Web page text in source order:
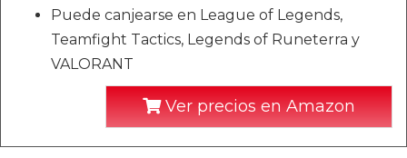
Puede canjearse en League of Legends,
Teamfight Tactics, Legends of Runeterra y
VALORANT
Ver precios en Amazon